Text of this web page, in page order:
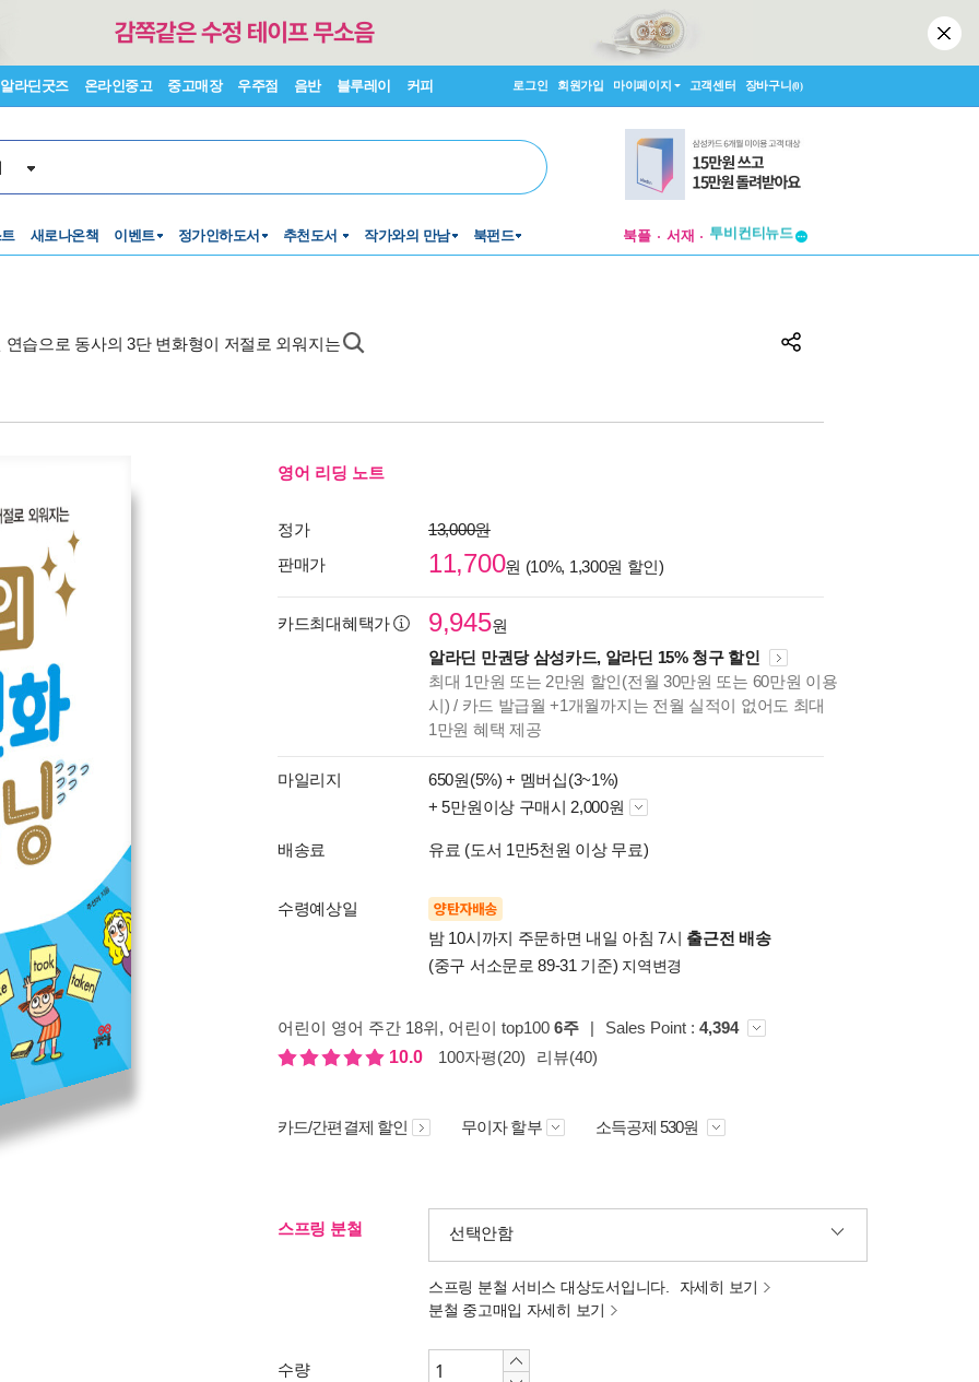
알라딘굿즈 온라인중고 중고매장 우주점 음반 블루레이 커피 로그인 회원가입 마이페이지 고객센터 장바구니(0)
새로나온책 이벤트 정가인하도서 추천도서 작가와의 만남 북펀드 북플 서재
창작플랫폼
연습으로 동사의 3단 변화형이 저절로 외워지는
영어 리딩 노트
정가
13,000원
판매가
11,700원 (10%, 1,300원 할인)
카드최대혜택가 9,945원
알라딘 만권당 삼성카드, 알라딘 15% 청구 할인
최대 1만원 또는 2만원 할인(전월 30만원 또는 60만원 이용
시) / 카드 발급월 +1개월까지는 전월 실적이 없어도 최대
1만원 혜택 제공
마일리지 650원(5%) + 멤버십(3~1%)
+ 5만원이상 구매시 2,000원
배송료 유료 (도서 1만5천원 이상 무료)
수령예상일 양탄자배송
밤 10시까지 주문하면 내일 아침 7시 출근전 배송
(중구 서소문로 89-31 기준) 지역변경
어린이 영어 주간 18위, 어린이 top100 6주 | Sales Point : 4,394
10.0
100자평(20) 리뷰(40)
카드/간편결제 할인 무이자 할부 소득공제 530원
스프링 분철 선택안함
스프링 분철 서비스 대상도서입니다.
자세히 보기
분철 중고매입 자세히 보기
수량